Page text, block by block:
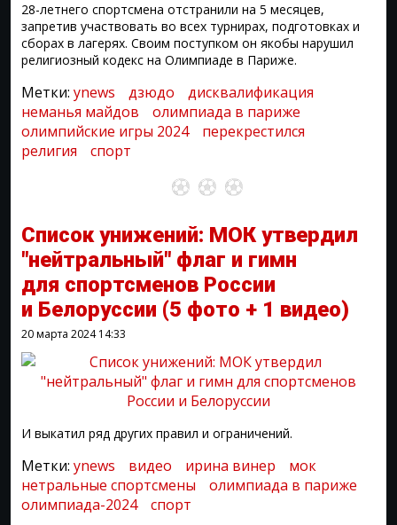
28-летнего спортсмена отстранили на 5 месяцев,
запретив участвовать во всех турнирах, подготовках и
сборах в лагерях. Своим поступком он якобы нарушил
религиозный кодекс на Олимпиаде в Париже.
Метки: ynews дзюдо
дисквалификация
неманья майдов
олимпиада в париже
олимпийские игры 2024
перекрестился
религия
спорт
Список унижений: МОК утвердил
"нейтральный" флаг и гимн
для спортсменов России
и Белоруссии (5 фото + 1 видео)
20 марта 202414:33
И выкатил ряд других правил и ограничений.
Метки: ynews видео ирина винер
мок
нетральные спортсмены
олимпиада в париже
олимпиада-2024
спорт